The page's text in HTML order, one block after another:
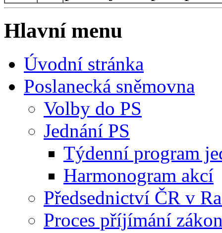
Hlavní menu
Úvodní stránka
Poslanecká sněmovna
Volby do PS
Jednání PS
Týdenní program
Harmonogram akcí
Předsednictví ČR v
Proces příjímání